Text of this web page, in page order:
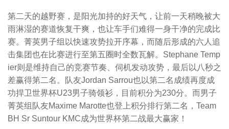
第二天的越野赛，是阳光加持的好天气，让前一天稍晚被大
雨淋湿的赛道恢复干爽，也让车手们难得一身干净的完成比
赛。菁英男子组以快速攻势拉开序幕，而随后形成的六人追
击集团也在比赛进行至第五圈时全数瓦解。Stephane Temp
ier则是维持自己的竞赛节奏、伺机发动攻势，最后以八秒之
差赢得第二名。队友Jordan Sarrou也以第二名成绩再度成
功捍卫世界杯U23男子骑领衫，目前积分为230分。而男子
菁英组队友Maxime Marotte也登上积分排行第二名，Team
BH Sr Suntour KMC成为世界杯第二战最大赢家！